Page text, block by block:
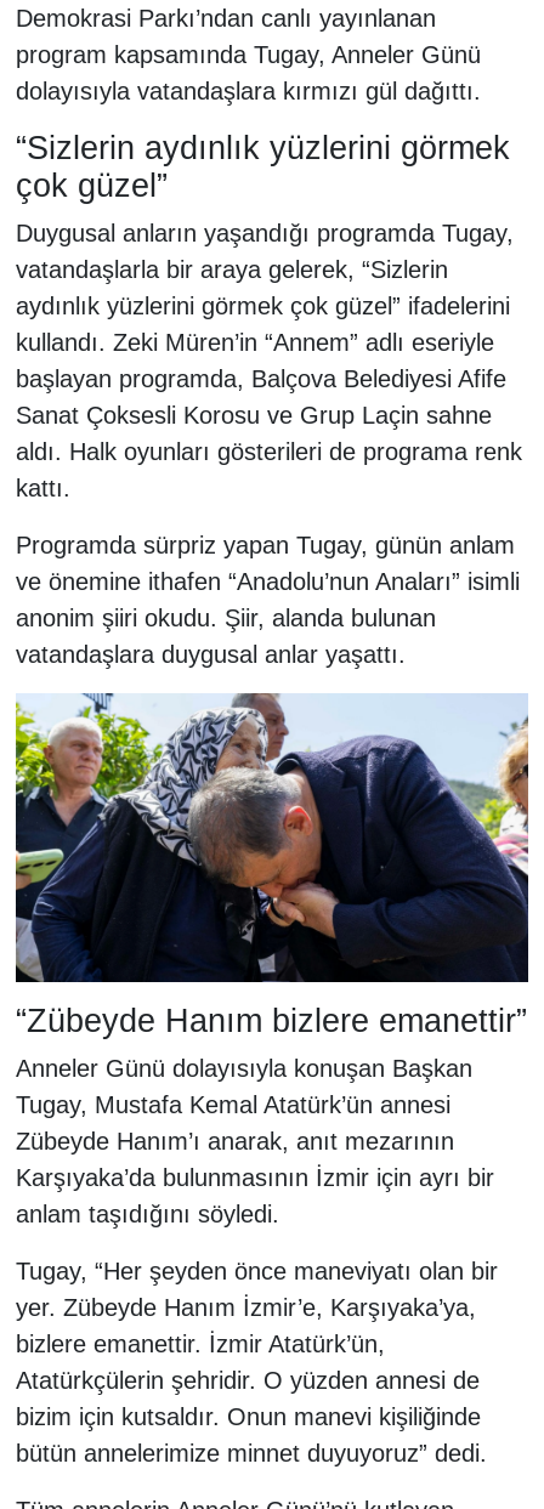
Demokrasi Parkı’ndan canlı yayınlanan
program kapsamında Tugay, Anneler Günü
dolayısıyla vatandaşlara kırmızı gül dağıttı.
“Sizlerin aydınlık yüzlerini görmek
çok güzel”
Duygusal anların yaşandığı programda Tugay,
vatandaşlarla bir araya gelerek, “Sizlerin
aydınlık yüzlerini görmek çok güzel” ifadelerini
kullandı. Zeki Müren’in “Annem” adlı eseriyle
başlayan programda, Balçova Belediyesi Afife
Sanat Çoksesli Korosu ve Grup Laçin sahne
aldı. Halk oyunları gösterileri de programa renk
kattı.
Programda sürpriz yapan Tugay, günün anlam
ve önemine ithafen “Anadolu’nun Anaları” isimli
anonim şiiri okudu. Şiir, alanda bulunan
vatandaşlara duygusal anlar yaşattı.
“Zübeyde Hanım bizlere emanettir”
Anneler Günü dolayısıyla konuşan Başkan
Tugay, Mustafa Kemal Atatürk’ün annesi
Zübeyde Hanım’ı anarak, anıt mezarının
Karşıyaka’da bulunmasının İzmir için ayrı bir
anlam taşıdığını söyledi.
Tugay, “Her şeyden önce maneviyatı olan bir
yer. Zübeyde Hanım İzmir’e, Karşıyaka’ya,
bizlere emanettir. İzmir Atatürk’ün,
Atatürkçülerin şehridir. O yüzden annesi de
bizim için kutsaldır. Onun manevi kişiliğinde
bütün annelerimize minnet duyuyoruz” dedi.